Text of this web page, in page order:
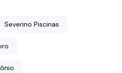
Severino Piscinas